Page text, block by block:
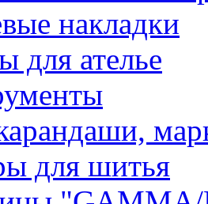
накладки
для ателье
для шитья